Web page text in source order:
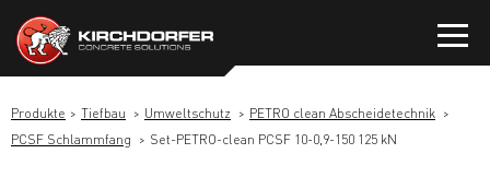
Inhalt
springen
Produkte Tiefbau Umweltschutz
PETRO clean Abscheidetechnik
PCSF Schlammfang
Set-PETRO-clean PCSF 10-0,9-150 125 kN